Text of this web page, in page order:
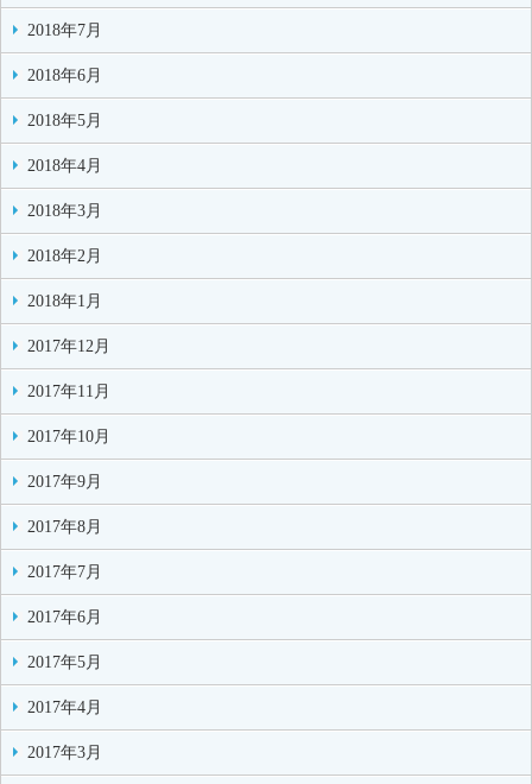
2018年7月
2018年6月
2018年5月
2018年4月
2018年3月
2018年2月
2018年1月
2017年12月
2017年11月
2017年10月
2017年9月
2017年8月
2017年7月
2017年6月
2017年5月
2017年4月
2017年3月